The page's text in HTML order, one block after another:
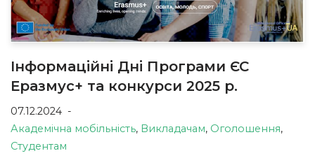
Інформаційні Дні Програми ЄС
Еразмус+ та конкурси 2025 р.
07.12.2024
Академічна мобільність, Викладачам, Оголошення,
Студентам